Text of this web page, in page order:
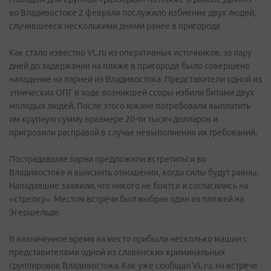
во Владивостоке 2 февраля послужило избиение двух людей,
случившееся несколькими днями ранее в пригороде
Как стало известно VL.ru из оперативных источников, за пару
дней до задержания на пляже в пригороде было совершено
нападение на парней из Владивостока. Представители одной из
этнических ОПГ в ходе возникшей ссоры избили битами двух
молодых людей. После этого южане потребовали выплатить
им крупную сумму вразмере 20-ти тысяч долларов и
пригрозили расправой в случае невыполнения их требований.
Пострадавшие парни предложили встретиться во
Владивостоке и выяснить отношения, когда силы будут равны.
Нападавшие заявили, что никого не боятся и согласились на
«стрелку». Местом встречи был выбран один из пляжей на
Эгершельде.
В назначенное время на место прибыли несколько машин с
представителями одной из славянских криминальных
группировок Владивостока. Как уже сообщал VL.ru, на встрече